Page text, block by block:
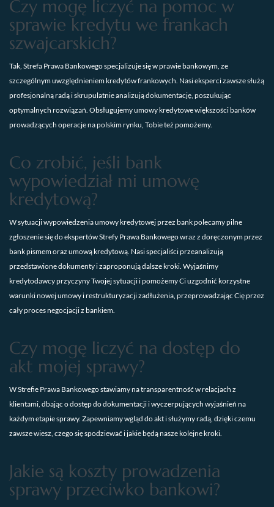
Czy mogę liczyć na pomoc w
sprawie kredytu we frankach
szwajcarskich?
Tak, Strefa Prawa Bankowego specjalizuje się w prawie bankowym, ze
szczególnym uwzględnieniem kredytów frankowych. Nasi eksperci zawsze służą
profesjonalną radą i skrupulatnie analizują dokumentację, poszukując
optymalnych rozwiązań. Obsługujemy umowy kredytowe większości banków
prowadzących operacje na polskim rynku, Tobie też pomożemy.
Co zrobić, jeśli bank
wypowiedział mi umowę
kredytową?
W sytuacji wypowiedzenia umowy kredytowej przez bank polecamy pilne
zgłoszenie się do ekspertów Strefy Prawa Bankowego wraz z doręczonym przez
bank pismem oraz umową kredytową. Nasi specjaliści przeanalizują
przedstawione dokumenty i zaproponują dalsze kroki. Wyjaśnimy
kredytodawcy przyczyny Twojej sytuacji i pomożemy Ci uzgodnić korzystne
warunki nowej umowy i restrukturyzacji zadłużenia, przeprowadzając Cię przez
cały proces negocjacji z bankiem.
Czy mogę liczyć na dostęp do
akt mojej sprawy?
W Strefie Prawa Bankowego stawiamy na transparentność w relacjach z
klientami, dbając o dostęp do dokumentacji i wyczerpujących wyjaśnień na
każdym etapie sprawy. Zapewniamy wgląd do akt i służymy radą, dzięki czemu
zawsze wiesz, czego się spodziewać i jakie będą nasze kolejne kroki.
Jakie są koszty prowadzenia
sprawy przeciwko bankowi?